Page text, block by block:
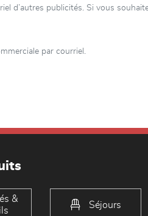
d’autres publicités. Si vous
par courriel.
&
Séjours